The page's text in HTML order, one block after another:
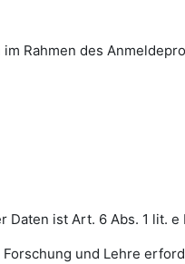
Rahmen des
ist Art. 6 Abs. 1 lit. e
und Lehre